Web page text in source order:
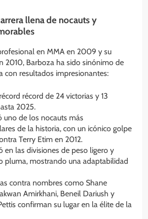
llena de nocauts y
en MMA en 2009 y su
2010, Barboza ha sido sinónimo de
con resultados impresionantes:
récord de 24 victorias y 13
2025.
uno de los nocauts más
de la historia, con un icónico golpe
Terry Etim en 2012.
en las divisiones de peso ligero y
pluma, mostrando una adaptabilidad
contra nombres como Shane
Amirkhani, Beneil Dariush y
confirman su lugar en la élite de la